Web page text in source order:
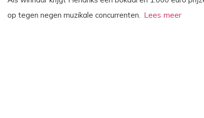
op tegen negen muzikale concurrenten.